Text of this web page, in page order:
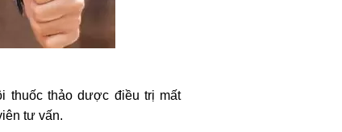
thuốc thảo dược điều trị mất
tư vấn.